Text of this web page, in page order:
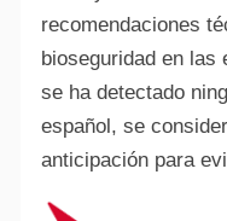
recomendaciones
bioseguridad en las
se ha detectado
español, se
anticipación para